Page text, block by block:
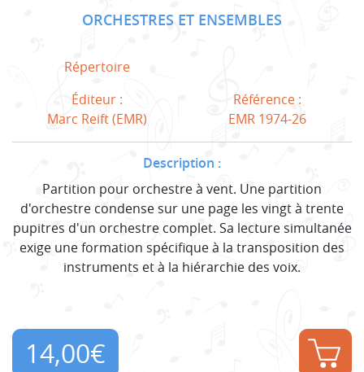
ORCHESTRES ET ENSEMBLES
Répertoire
Éditeur :
Marc Reift (EMR)
Référence :
EMR 1974-26
Description :
Partition pour orchestre à vent. Une partition
d'orchestre condense sur une page les vingt à trente
pupitres d'un orchestre complet. Sa lecture simultanée
exige une formation spécifique à la transposition des
instruments et à la hiérarchie des voix.
14,00€